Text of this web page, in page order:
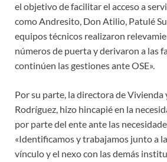
el objetivo de facilitar el acceso a
como Andresito, Don Atilio, Patulé
equipos técnicos realizaron
números de puerta y derivaron a las
continúen las gestiones ante OSE».
Por su parte, la directora de
Rodríguez, hizo hincapié en la
por parte del ente ante las
«Identificamos y trabajamos junto a
vínculo y el nexo con las demás